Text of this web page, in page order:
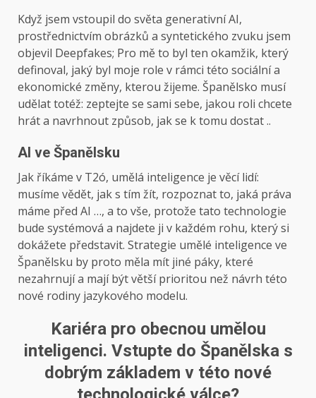
Když jsem vstoupil do světa generativní AI,
prostřednictvím obrázků a syntetického zvuku jsem
objevil Deepfakes; Pro mě to byl ten okamžik, který
definoval, jaký byl moje role v rámci této sociální a
ekonomické změny, kterou žijeme. Španělsko musí
udělat totéž: zeptejte se sami sebe, jakou roli chcete
hrát a navrhnout způsob, jak se k tomu dostat ..
AI ve Španělsku
Jak říkáme v T2ó, umělá inteligence je věcí lidí:
musíme vědět, jak s tím žít, rozpoznat to, jaká práva
máme před AI …, a to vše, protože tato technologie
bude systémová a najdete ji v každém rohu, který si
dokážete představit. Strategie umělé inteligence ve
Španělsku by proto měla mít jiné páky, které
nezahrnují a mají být větší prioritou než návrh této
nové rodiny jazykového modelu.
Kariéra pro obecnou umělou
inteligenci. Vstupte do Španělska s
dobrým základem v této nové